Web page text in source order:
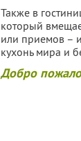
Также в
который
или приемов –
кухонь мира и
Добро